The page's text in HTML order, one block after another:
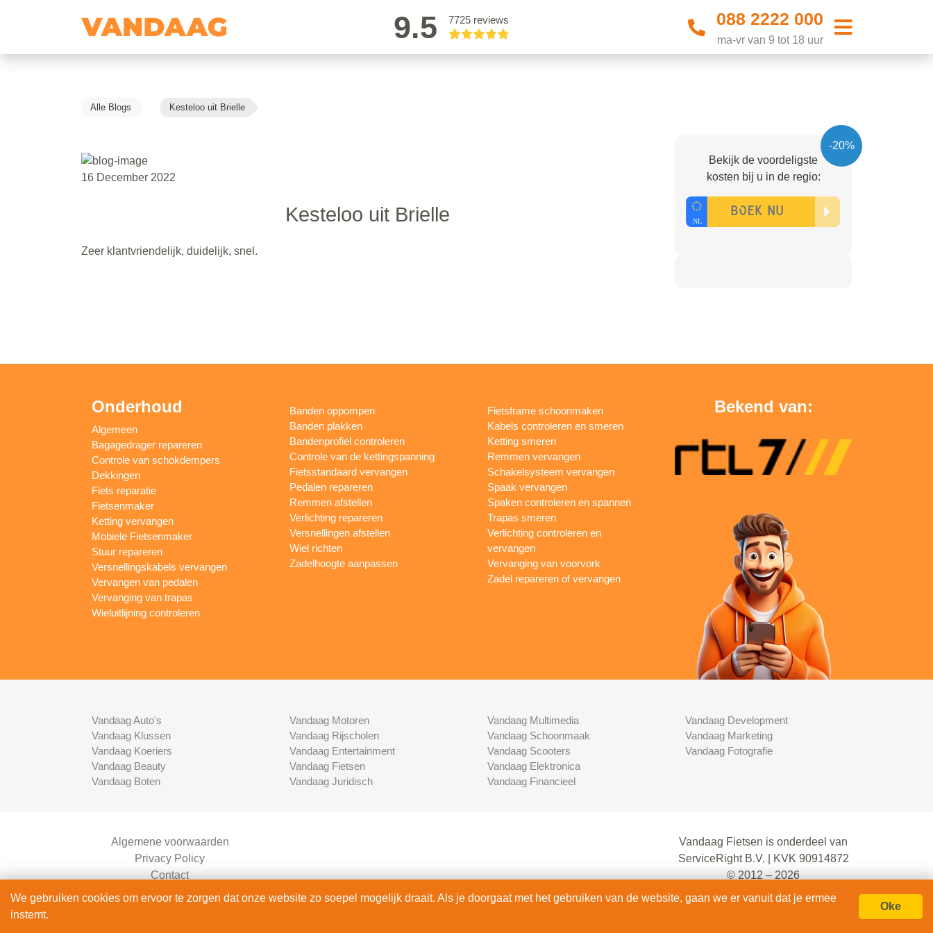
9.5 7725 reviews 088 2222 000
ma-vr van 9 tot 18 uur
Alle Blogs Kesteloo uit Brielle
16 December 2022
Kesteloo uit Brielle
Zeer klantvriendelijk, duidelijk, snel.
-20%
Bekijk de voordeligste
kosten bij u in de regio:
Onderhoud
Algemeen
Bagagedrager repareren
Controle van schokdempers
Dekkingen
Fiets reparatie
Fietsenmaker
Ketting vervangen
Mobiele Fietsenmaker
Stuur repareren
Versnellingskabels vervangen
Vervangen van pedalen
Vervanging van trapas
Wieluitlijning controleren
Banden oppompen
Banden plakken
Bandenprofiel controleren
Controle van de kettingspanning
Fietsstandaard vervangen
Pedalen repareren
Remmen afstellen
Verlichting repareren
Versnellingen afstellen
Wiel richten
Zadelhoogte aanpassen
Fietsframe schoonmaken
Kabels controleren en smeren
Ketting smeren
Remmen vervangen
Schakelsysteem vervangen
Spaak vervangen
Spaken controleren en spannen
Trapas smeren
Verlichting controleren en
vervangen
Vervanging van voorvork
Zadel repareren of vervangen
Bekend van:
Vandaag Auto's
Vandaag Klussen
Vandaag Koeriers
Vandaag Beauty
Vandaag Boten
Vandaag Motoren
Vandaag Rijscholen
Vandaag Entertainment
Vandaag Fietsen
Vandaag Juridisch
Vandaag Multimedia
Vandaag Schoonmaak
Vandaag Scooters
Vandaag Elektronica
Vandaag Financieel
Vandaag Development
Vandaag Marketing
Vandaag Fotografie
Algemene voorwaarden
Privacy Policy
Contact
Bedrijven Inlog
Vandaag Fietsen is onderdeel van
ServiceRight B.V. | KVK 90914872
© 2012 – 2026
alle rechten voorbehouden.
We gebruiken cookies om ervoor te zorgen dat onze website zo soepel mogelijk draait. Als je doorgaat met het gebruiken van de website, gaan we er vanuit dat je ermee
instemt.
Oke